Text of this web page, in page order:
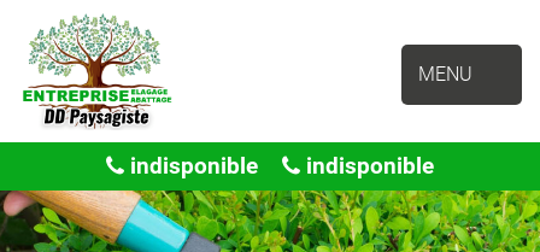
MENU
indisponible indisponible